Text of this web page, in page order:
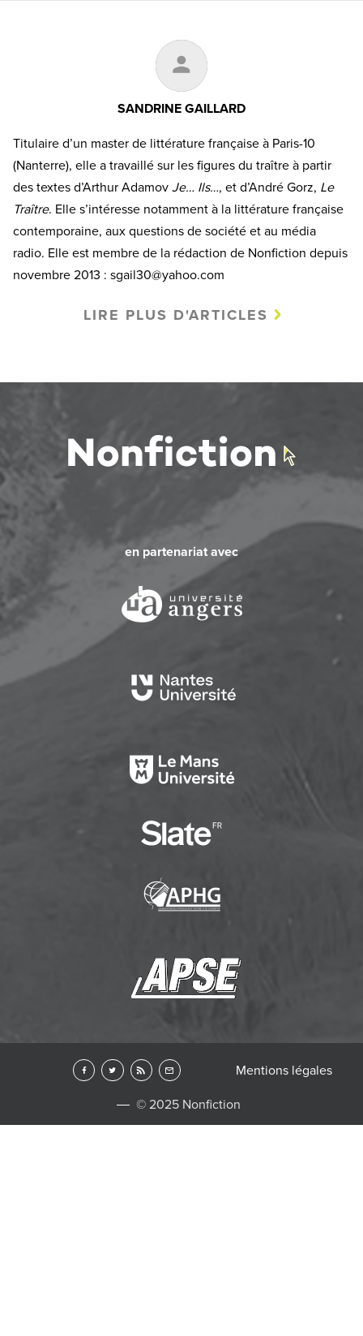
SANDRINE GAILLARD
Titulaire d’un master de littérature française à Paris-10
(Nanterre), elle a travaillé sur les figures du traître à partir
des textes d’Arthur Adamov Je… Ils…, et d’André Gorz, Le
Traître. Elle s’intéresse notamment à la littérature française
contemporaine, aux questions de société et au média
radio. Elle est membre de la rédaction de Nonfiction depuis
novembre 2013 : sgail30@yahoo.com
LIRE PLUS D'ARTICLES
en partenariat avec
© 2025 Nonfiction
Mentions légales